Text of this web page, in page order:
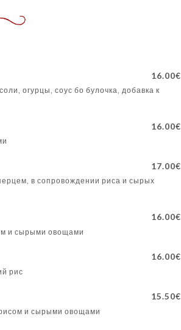
16.00€
огурцы, соус бо булочка, добавка к
16.00€
17.00€
в сопровождении риса и сырых
16.00€
и сырыми овощами
16.00€
рис
15.50€
и сырыми овощами